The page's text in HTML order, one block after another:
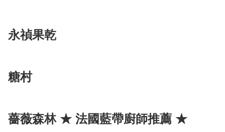
永禎果乾
糖村
薔薇森林 ★ 法國藍帶廚師推薦 ★